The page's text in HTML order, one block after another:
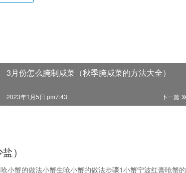
3月份怎么腌制咸菜（秋季腌咸菜的方法大全）
下一篇
2023年1月5日 pm7:43
）
小蟹的做法小蟹生呛小蟹的做法步骤1小蟹宁波红膏呛蟹的